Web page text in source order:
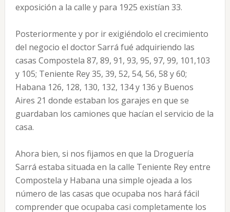
exposición a la calle y para 1925 existían 33.
Posteriormente y por ir exigiéndolo el crecimiento
del negocio el doctor Sarrá fué adquiriendo las
casas Compostela 87, 89, 91, 93, 95, 97, 99, 101,103
y 105; Teniente Rey 35, 39, 52, 54, 56, 58 y 60;
Habana 126, 128, 130, 132, 134 y 136 y Buenos
Aires 21 donde estaban los garajes en que se
guardaban los camiones que hacían el servicio de la
casa.
Ahora bien, si nos fijamos en que la Droguería
Sarrá estaba situada en la calle Teniente Rey entre
Compostela y Habana una simple ojeada a los
número de las casas que ocupaba nos hará fácil
comprender que ocupaba casi completamente los